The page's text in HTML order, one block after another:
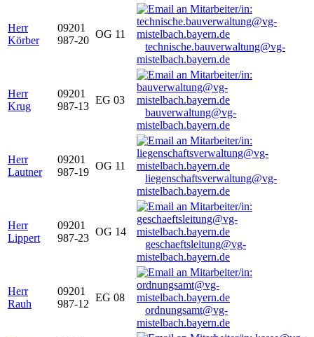
Herr
Körber
09201
987-20
OG 11
technische.bauverwaltung@vg-
mistelbach.bayern.de
Herr
Krug
09201
987-13
EG 03
bauverwaltung@vg-
mistelbach.bayern.de
Herr
Lautner
09201
987-19
OG 11
liegenschaftsverwaltung@vg-
mistelbach.bayern.de
Herr
Lippert
09201
987-23
OG 14
geschaeftsleitung@vg-
mistelbach.bayern.de
Herr
Rauh
09201
987-12
EG 08
ordnungsamt@vg-
mistelbach.bayern.de